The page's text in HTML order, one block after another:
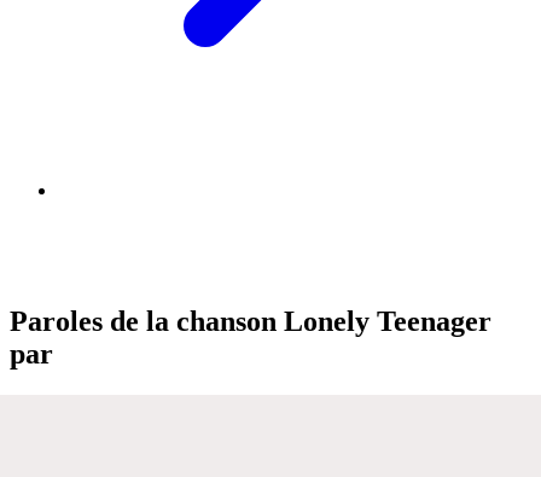
Paroles de la chanson Lonely Teenager
par